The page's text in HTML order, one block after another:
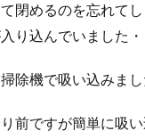
閉めるのを忘れてし
り込んでいました・
除機で吸い込みまし
前ですが簡単に吸い